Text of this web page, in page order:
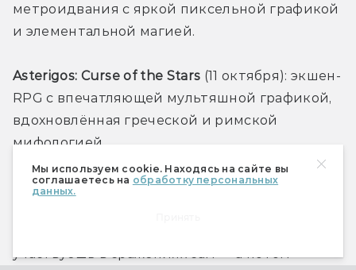
Мы используем cookie. Находясь на сайте вы
соглашаетесь на обработку персональных
данных.
метроидвания с яркой пиксельной графикой
и элементальной магией.
Asterigos: Curse of the Stars (11 октября): экшен-
RPG с впечатляющей мультяшной графикой,
вдохновлённая греческой и римской
мифологией.
Timemelters (12 октября — начало раннего
участвуешь в сражениях сам — а потом